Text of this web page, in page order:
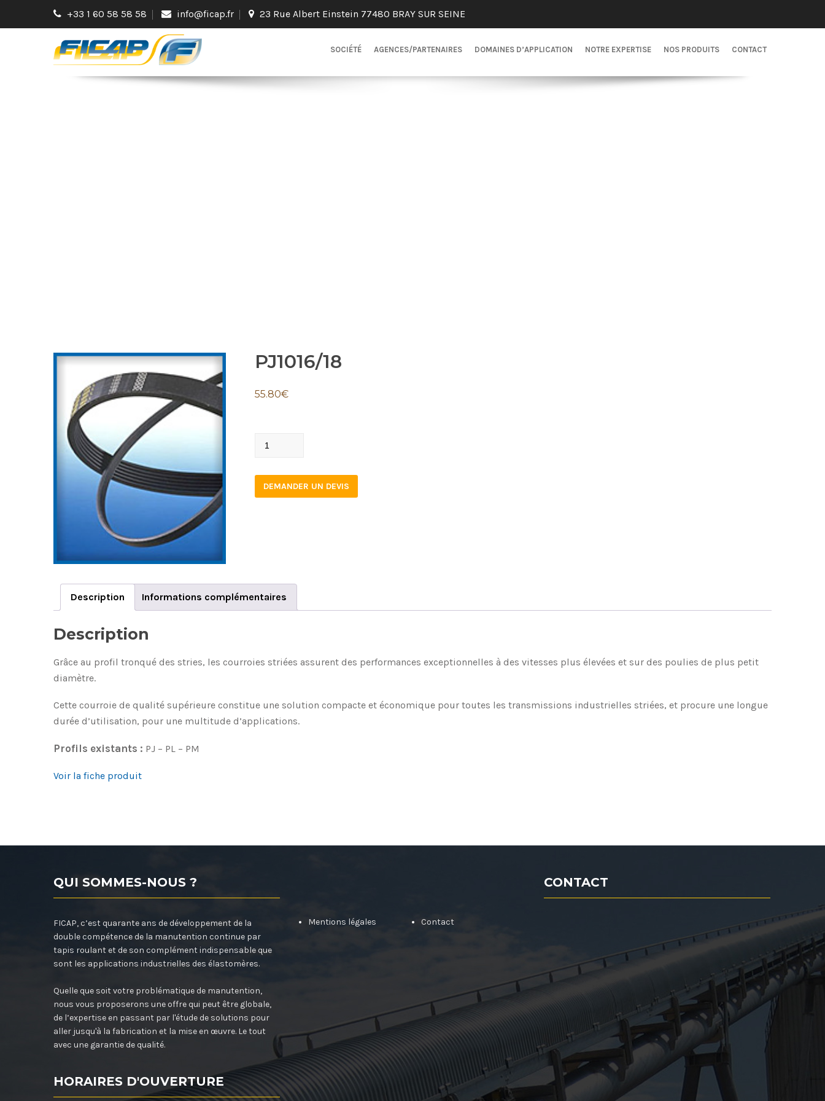
+33 1 60 58 58 58 info@ficap.fr 23 Rue Albert Einstein 77480 BRAY SUR SEINE
SOCIÉTÉ AGENCES/PARTENAIRES DOMAINES D’APPLICATION NOTRE EXPERTISE NOS PRODUITS CONTACT
PJ1016/18
55.80€
PJ1016/18
DEMANDER UN DEVIS
Description Informations complémentaires
Description
Grâce au profil tronqué des stries, les courroies striées assurent des performances exceptionnelles à des vitesses plus élevées et sur des poulies de plus petit
diamètre.
Cette courroie de qualité supérieure constitue une solution compacte et économique pour toutes les transmissions industrielles striées, et procure une longue
durée d’utilisation, pour une multitude d’applications.
Profils existants : PJ – PL – PM
Voir la fiche produit
QUI SOMMES-NOUS ?
FICAP, c’est quarante ans de développement de la
double compétence de la manutention continue par
tapis roulant et de son complément indispensable que
sont les applications industrielles des élastomères.
Quelle que soit votre problématique de manutention,
nous vous proposerons une offre qui peut être globale,
de l’expertise en passant par l'étude de solutions pour
aller jusqu'à la fabrication et la mise en œuvre. Le tout
avec une garantie de qualité.
HORAIRES D'OUVERTURE
Mentions légales Contact
CONTACT